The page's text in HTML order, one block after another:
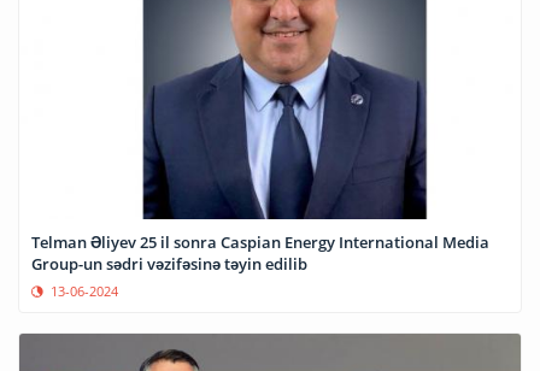
Telman Əliyev 25 il sonra Caspian Energy International Media
Group-un sədri vəzifəsinə təyin edilib
13-06-2024